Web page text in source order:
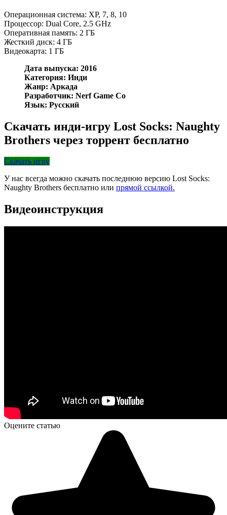
Операционная система: ХР, 7, 8, 10
Процессор: Dual Core, 2.5 GHz
Оперативная память: 2 ГБ
Жесткий диск: 4 ГБ
Видеокарта: 1 ГБ
Дата выпуска: 2016
Категория: Инди
Жанр: Аркада
Разработчик: Nerf Game Co
Язык: Русский
Скачать инди-игру Lost Socks: Naughty
Brothers через торрент бесплатно
Скачать игру
У нас всегда можно скачать последнюю версию Lost Socks:
Naughty Brothers бесплатно или прямой ссылкой.
Видеоинструкция
Оцените статью